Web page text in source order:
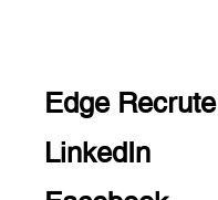
Edge Recrute
LinkedIn